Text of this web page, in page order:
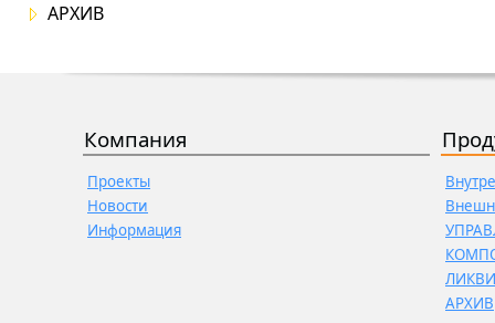
АРХИВ
Компания
Проекты
Новости
Информация
АРХИВ